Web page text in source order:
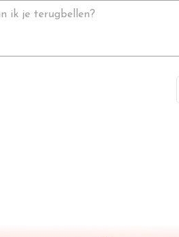
ik je terugbellen?